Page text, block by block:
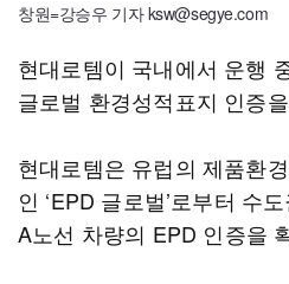
창원=강승우 기자 ksw@segye.com
현대로템이 국내에서 운행
글로벌 환경성적표지 인증
현대로템은 유럽의 제품환
인 ‘EPD 글로벌’로부터 수
A노선 차량의 EPD 인증을